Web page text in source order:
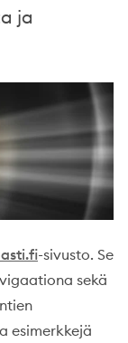
ja
-sivusto. Se
sekä
esimerkkejä